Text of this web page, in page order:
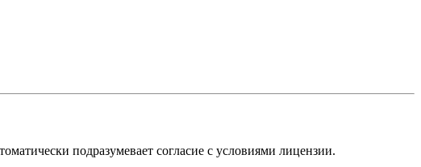
подразумевает согласие с условиями лицензии.